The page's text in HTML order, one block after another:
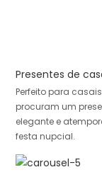
Presentes de
Perfeito para
procuram um
elegante e
festa nupcial.